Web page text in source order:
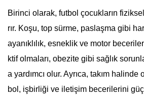
Birinci olarak, futbol çocukların
rır. Koşu, top sürme, paslaşma gibi
ayanıklılık, esneklik ve motor
ktif olmaları, obezite gibi sağlık
a yardımcı olur. Ayrıca, takım
bol, işbirliği ve iletişim becerilerini